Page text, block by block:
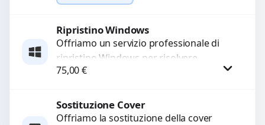
malfunzionamento, recuperiamo i dati
Richiedi Preventivo
WhatsApp
Ripristino Windows
Offriamo un servizio professionale di
ripristino Windows per risolvere
problemi di sistema, lentezza o errori.
75,00€
Procedi
Sostituzione Cover
Offriamo la sostituzione della cover